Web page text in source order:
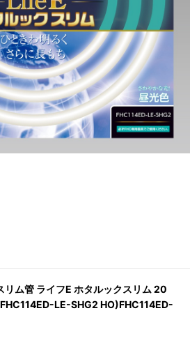
リム管 ライフE ホタルックスリム 20
LE-SHG2 HO)FHC114ED-